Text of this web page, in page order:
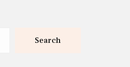
Search